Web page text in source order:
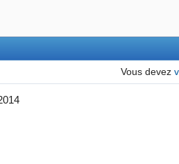
Vous devez